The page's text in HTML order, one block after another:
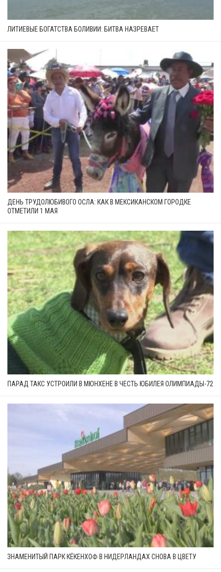
ЛИТИЕВЫЕ БОГАТСТВА БОЛИВИИ: БИТВА НАЗРЕВАЕТ
ДЕНЬ ТРУДОЛЮБИВОГО ОСЛА: КАК В МЕКСИКАНСКОМ ГОРОДКЕ
ОТМЕТИЛИ 1 МАЯ
ПАРАД ТАКС УСТРОИЛИ В МЮНХЕНЕ В ЧЕСТЬ ЮБИЛЕЯ ОЛИМПИАДЫ-72
ЗНАМЕНИТЫЙ ПАРК КЁКЕНХОФ В НИДЕРЛАНДАХ СНОВА В ЦВЕТУ